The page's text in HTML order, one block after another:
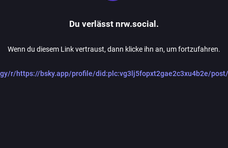
Du verlässt nrw.social.
Wenn du diesem Link vertraust, dann klicke ihn an, um fortzufahren.
r/https://bsky.app/profile/did:plc:vg3lj5fopxt2gae2c3xu4b2e/